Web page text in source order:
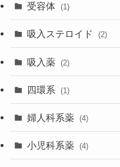
受容体 (1)
吸入ステロイド (2)
吸入薬 (2)
四環系 (1)
婦人科系薬 (4)
小児科系薬 (4)